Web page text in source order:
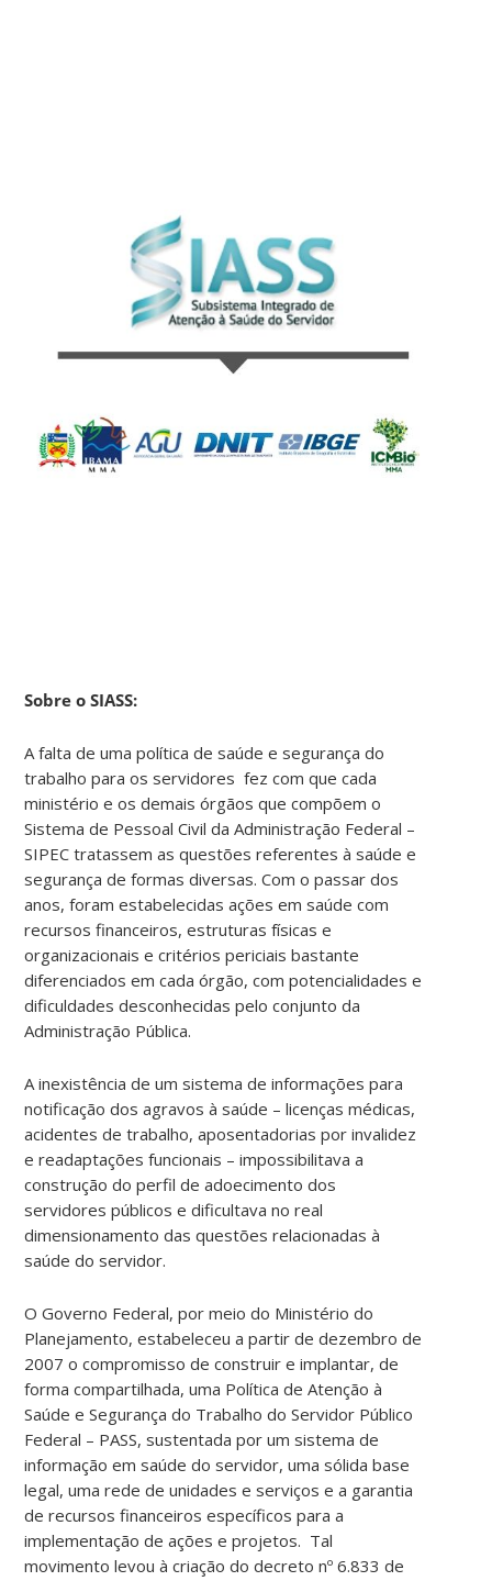
Sobre o SIASS:
A falta de uma política de saúde e segurança do
trabalho para os servidores fez com que cada
ministério e os demais órgãos que compõem o
Sistema de Pessoal Civil da Administração Federal –
SIPEC tratassem as questões referentes à saúde e
segurança de formas diversas. Com o passar dos
anos, foram estabelecidas ações em saúde com
recursos financeiros, estruturas físicas e
organizacionais e critérios periciais bastante
diferenciados em cada órgão, com potencialidades e
dificuldades desconhecidas pelo conjunto da
Administração Pública.
A inexistência de um sistema de informações para
notificação dos agravos à saúde – licenças médicas,
acidentes de trabalho, aposentadorias por invalidez
e readaptações funcionais – impossibilitava a
construção do perfil de adoecimento dos
servidores públicos e dificultava no real
dimensionamento das questões relacionadas à
saúde do servidor.
O Governo Federal, por meio do Ministério do
Planejamento, estabeleceu a partir de dezembro de
2007 o compromisso de construir e implantar, de
forma compartilhada, uma Política de Atenção à
Saúde e Segurança do Trabalho do Servidor Público
Federal – PASS, sustentada por um sistema de
informação em saúde do servidor, uma sólida base
legal, uma rede de unidades e serviços e a garantia
de recursos financeiros específicos para a
implementação de ações e projetos. Tal
movimento levou à criação do decreto nº 6.833 de